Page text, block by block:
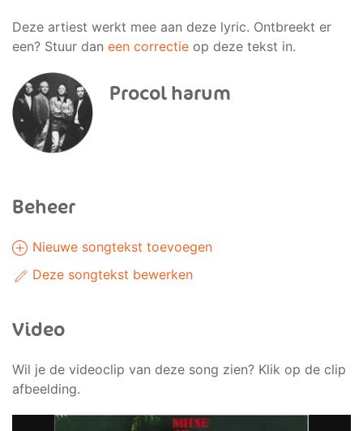
Deze artiest werkt mee aan deze lyric. Ontbreekt er
een? Stuur dan een correctie op deze tekst in.
Procol harum
Beheer
Nieuwe songtekst toevoegen
Deze songtekst bewerken
Video
Wil je de videoclip van deze song zien? Klik op de clip
afbeelding.